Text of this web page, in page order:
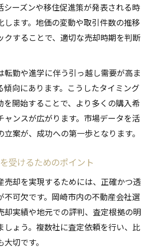
シーズンや移住促進策が発表される時
します。地価の変動や取引件数の推移
クすることで、適切な売却時期を判断
転勤や進学に伴う引っ越し需要が高ま
傾向にあります。こうしたタイミング
を開始することで、より多くの購入希
ャンスが広がります。市場データを活
案が、成功への第一歩となります。
受けるためのポイント
売却を実現するためには、正確かつ透
不可欠です。岡崎市内の不動産会社選
却実績や地元での評判、査定根拠の明
しょう。複数社に査定依頼を行い、比
切です。